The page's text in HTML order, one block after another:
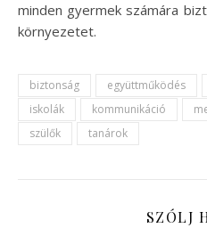
minden gyermek számára
környezetet.
biztonság együttműködés
iskolák
kommunikáció
szülők
tanárok
SZÓLJ